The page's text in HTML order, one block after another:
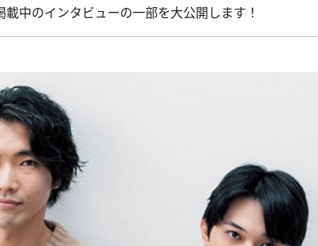
載中のインタビューの一部を大公開します！